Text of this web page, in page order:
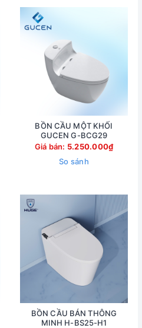
BỒN CẦU MỘT KHỐI
GUCEN G-BCG29
Giá bán: 5.250.000₫
So sánh
BỒN CẦU BÁN THÔNG
MINH H-BS25-H1